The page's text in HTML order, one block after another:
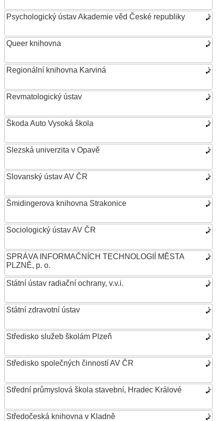
Psychologický ústav Akademie věd České republiky
Queer knihovna
Regionální knihovna Karviná
Revmatologický ústav
Škoda Auto Vysoká škola
Slezská univerzita v Opavě
Slovanský ústav AV ČR
Šmidingerova knihovna Strakonice
Sociologický ústav AV ČR
SPRÁVA INFORMAČNÍCH TECHNOLOGIÍ MĚSTA
PLZNĚ, p. o.
Státní ústav radiační ochrany, v.v.i.
Státní zdravotní ústav
Středisko služeb školám Plzeň
Středisko společných činností AV ČR
Střední průmyslová škola stavební, Hradec Králové
Středočeská knihovna v Kladně